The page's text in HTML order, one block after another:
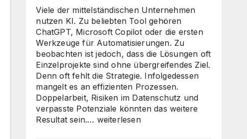
Viele der mittelständischen Unternehmen
nutzen KI. Zu beliebten Tool gehören
ChatGPT, Microsoft Copilot oder die ersten
Werkzeuge für Automatisierungen. Zu
beobachten ist jedoch, dass die Lösungen oft
Einzelprojekte sind ohne übergreifendes Ziel.
Denn oft fehlt die Strategie. Infolgedessen
mangelt es an effizienten Prozessen.
Doppelarbeit, Risiken im Datenschutz und
verpasste Potenziale könnten das weitere
Resultat sein.… KI-
weiterlesen